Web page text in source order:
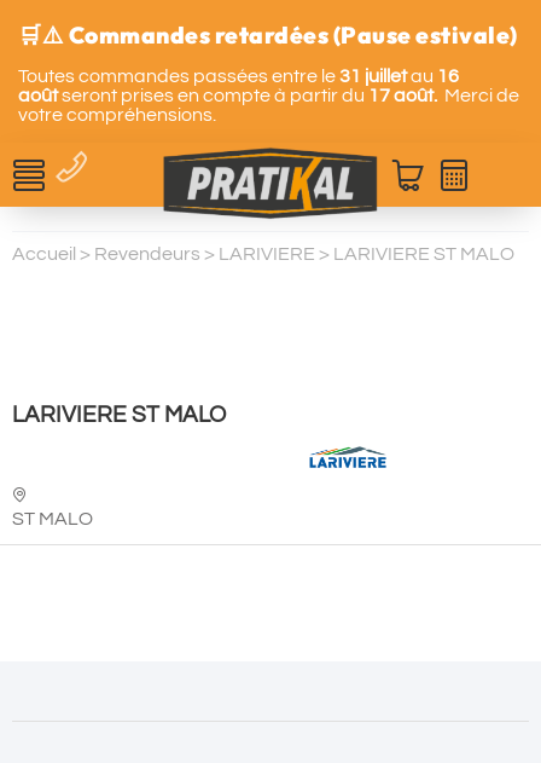
🛒⚠️ Commandes retardées (Pause estivale)
Toutes commandes passées entre le31 juilletau 16
aoûtseront prises en compte à partir du 17 août. Merci de
votre compréhensions.
Accueil > Revendeurs > LARIVIERE > LARIVIERE ST MALO
LARIVIERE ST MALO
ST MALO